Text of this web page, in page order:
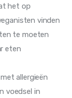
het op
vinden
te moeten
eten
allergieën
voedsel in